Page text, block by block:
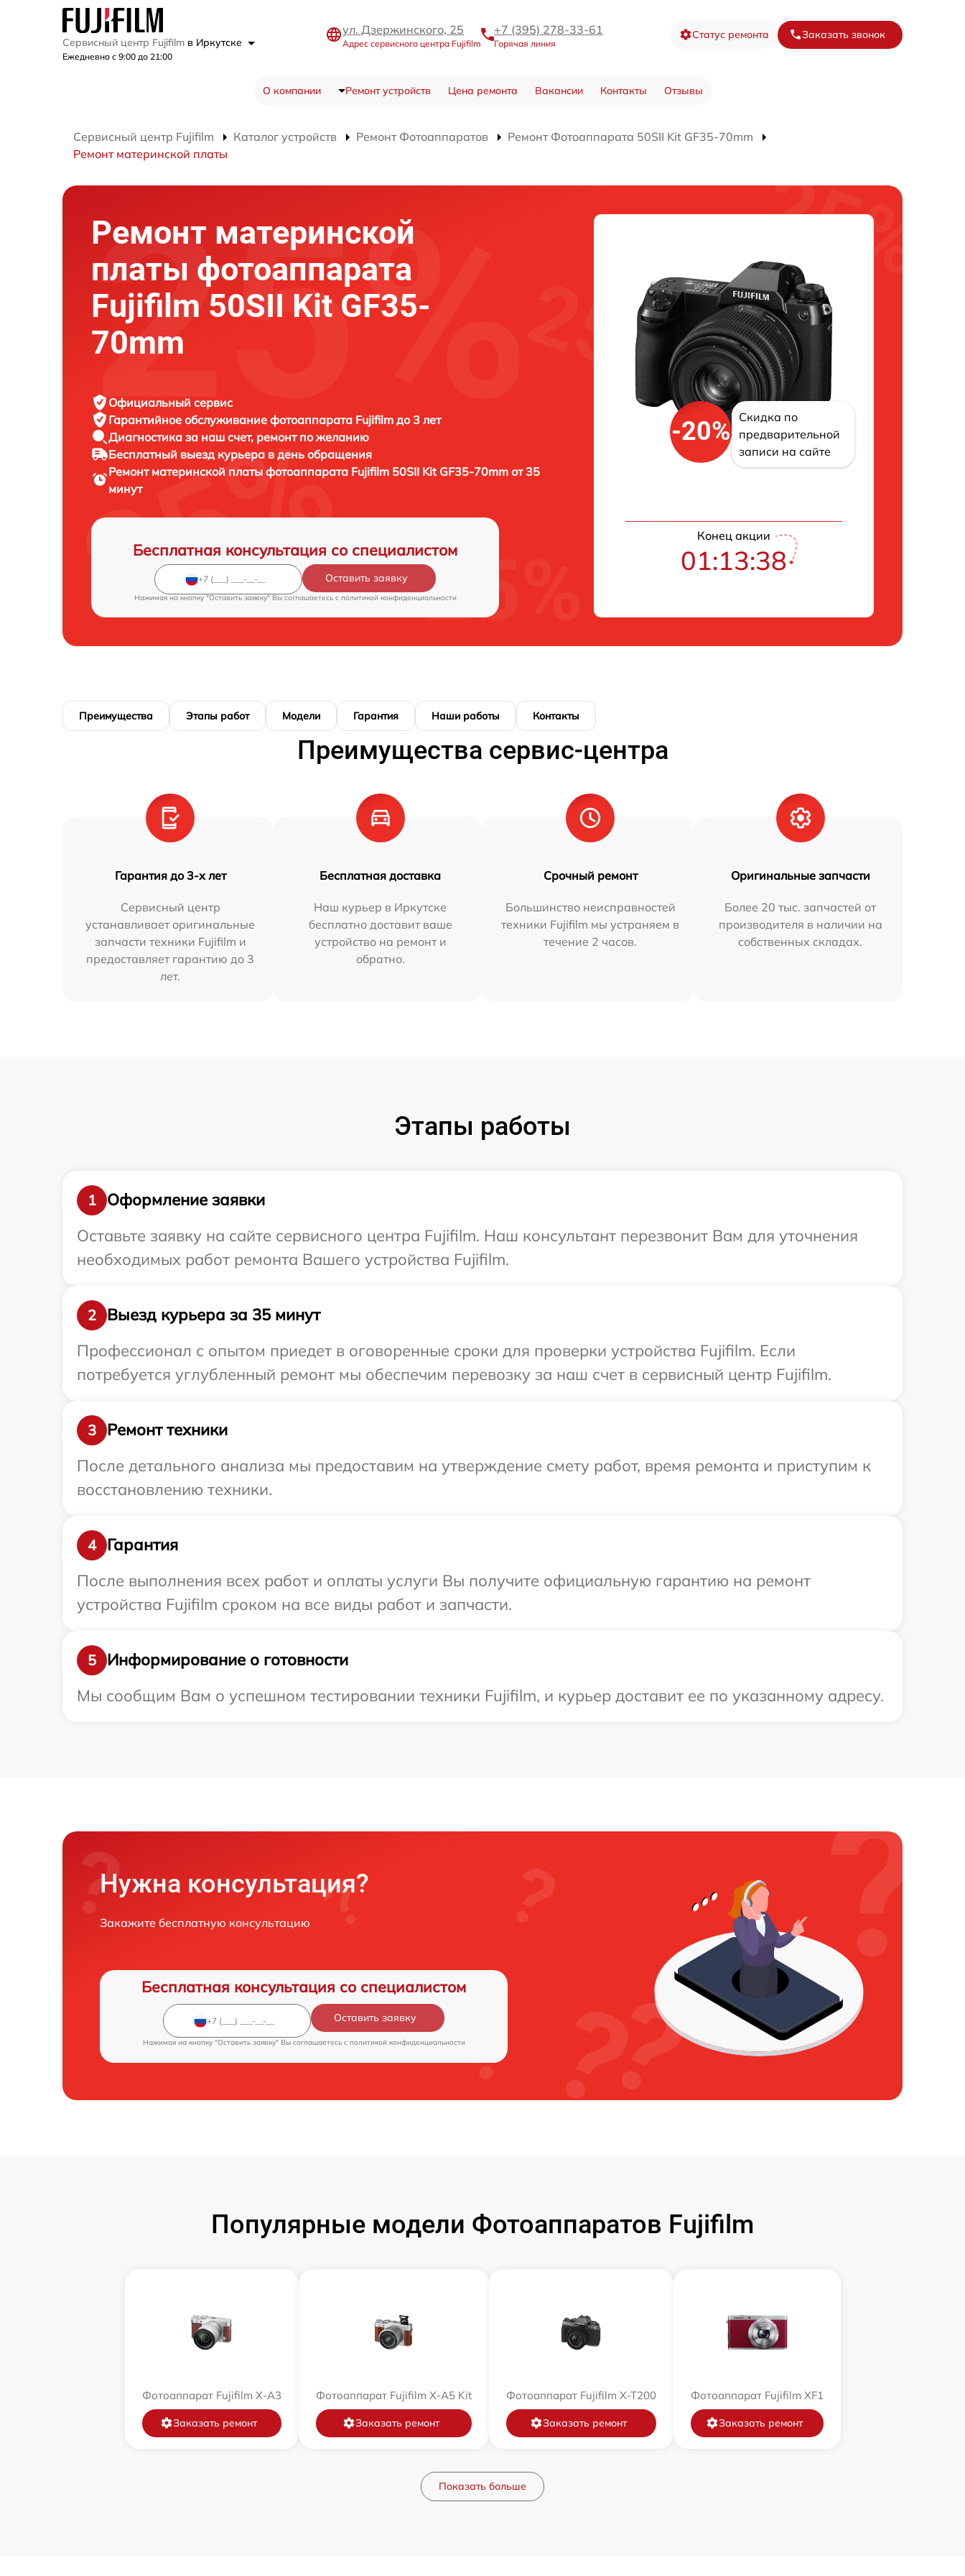
Сервисный центр Fujifilm в Иркутске
Ежедневно с 9:00 до 21:00
ул. Дзержинского, 25
Адрес сервисного центра Fujifilm
+7 (395) 278-33-61
Горячая линия
Статус ремонта Заказать звонок
О компании Ремонт устройств Цена ремонта Вакансии Контакты Отзывы
Сервисный центр Fujifilm Каталог устройств Ремонт Фотоаппаратов
Ремонт Фотоаппарата 50SII Kit GF35-70mm
Ремонт материнской платы
Ремонт материнской
платы фотоаппарата
Fujifilm 50SII Kit GF35-
70mm
Официальный сервис
Гарантийное обслуживание фотоаппарата Fujifilm до 3 лет
Диагностика за наш счет, ремонт по желанию
Бесплатный выезд курьера в день обращения
Ремонт материнской платы фотоаппарата Fujifilm 50SII Kit GF35-70mm от 35
минут
Бесплатная консультация со специалистом
Оставить заявку
Нажимая на кнопку "Оставить заявку" Вы соглашаетесь c политикой конфиденциальности
-20%
Скидка по
предварительной
записи на сайте
Конец акции
01:13:37
Преимущества Этапы работ Модели Гарантия Наши работы Контакты
Преимущества сервис-центра
Гарантия до 3-х лет
Сервисный центр
устанавливает оригинальные
запчасти техники Fujifilm и
предоставляет гарантию до 3
лет.
Бесплатная доставка
Наш курьер в Иркутске
бесплатно доставит ваше
устройство на ремонт и
обратно.
Срочный ремонт
Большинство неисправностей
техники Fujifilm мы устраняем в
течение 2 часов.
Оригинальные запчасти
Более 20 тыс. запчастей от
производителя в наличии на
собственных складах.
Этапы работы
1
Оформление заявки
Оставьте заявку на сайте сервисного центра Fujifilm. Наш консультант перезвонит Вам для уточнения
необходимых работ ремонта Вашего устройства Fujifilm.
2
Выезд курьера за 35 минут
Профессионал с опытом приедет в оговоренные сроки для проверки устройства Fujifilm. Если
потребуется углубленный ремонт мы обеспечим перевозку за наш счет в сервисный центр Fujifilm.
3
Ремонт техники
После детального анализа мы предоставим на утверждение смету работ, время ремонта и приступим к
восстановлению техники.
4
Гарантия
После выполнения всех работ и оплаты услуги Вы получите официальную гарантию на ремонт
устройства Fujifilm сроком на все виды работ и запчасти.
5
Информирование о готовности
Мы сообщим Вам о успешном тестировании техники Fujifilm, и курьер доставит ее по указанному адресу.
Нужна консультация?
Закажите бесплатную консультацию
Бесплатная консультация со специалистом
Оставить заявку
Нажимая на кнопку "Оставить заявку" Вы соглашаетесь c политикой конфиденциальности
Популярные модели Фотоаппаратов Fujifilm
Фотоаппарат Fujifilm X-A3
Заказать ремонт
Фотоаппарат Fujifilm X-A5 Kit
Заказать ремонт
Фотоаппарат Fujifilm X-T200
Заказать ремонт
Фотоаппарат Fujifilm XF1
Заказать ремонт
Показать больше